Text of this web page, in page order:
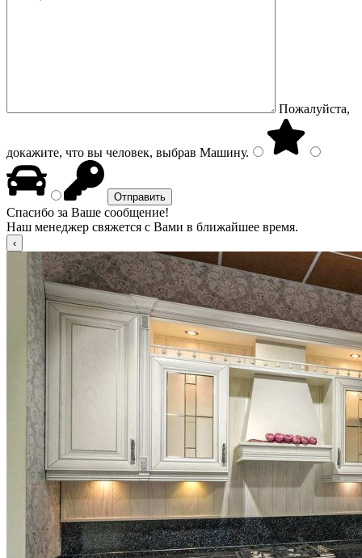
Пожалуйста,
докажите, что вы человек, выбрав Машину.
Спасибо за Ваше сообщение!
Наш менеджер свяжется с Вами в ближайшее время.